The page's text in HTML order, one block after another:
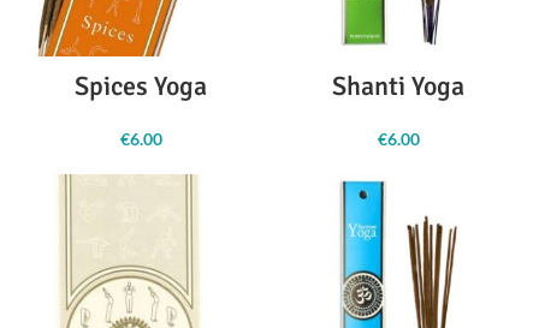
Spices Yoga
€6.00
Shanti Yoga
€6.00